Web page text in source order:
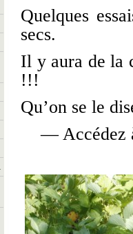
Quelques
secs.
Il y aura de la
!!!
Qu’on se le
— Accédez